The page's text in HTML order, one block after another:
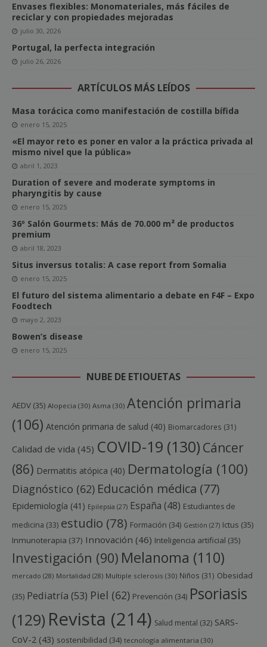
Envases flexibles: Monomateriales, más fáciles de
reciclar y con propiedades mejoradas
julio 30, 2026
Portugal, la perfecta integración
julio 26, 2026
ARTÍCULOS MÁS LEÍDOS
Masa torácica como manifestación de costilla bífida
enero 15, 2025
«El mayor reto es poner en valor a la práctica privada al
mismo nivel que la pública»
abril 1, 2023
Duration of severe and moderate symptoms in
pharyngitis by cause
enero 15, 2025
36º Salón Gourmets: Más de 70.000 m² de productos
premium
abril 18, 2023
Situs inversus totalis: A case report from Somalia
enero 15, 2025
El futuro del sistema alimentario a debate en F4F – Expo
Foodtech
mayo 2, 2023
Bowen’s disease
enero 15, 2025
NUBE DE ETIQUETAS
AEDV (35) Alopecia (30) Asma (30) Atención primaria
(106) Atención primaria de salud (40) Biomarcadores (31)
Calidad de vida (45) COVID-19 (130) Cáncer
(86) Dermatitis atópica (40) Dermatología (100)
Diagnóstico (62) Educación médica (77)
Epidemiología (41) Epilepsia (27) España (48) Estudiantes de
medicina (33) estudio (78) Formación (34) Gestión (27) Ictus (35)
Inmunoterapia (37) Innovación (46) Inteligencia artificial (35)
Investigación (90) Melanoma (110)
mercado (28) Mortalidad (28) Multiple sclerosis (30) Niños (31) Obesidad
(35) Pediatría (53) Piel (62) Prevención (34) Psoriasis
(129) Revista (214) Salud mental (32) SARS-
CoV-2 (43) sostenibilidad (34) tecnología alimentaria (30)